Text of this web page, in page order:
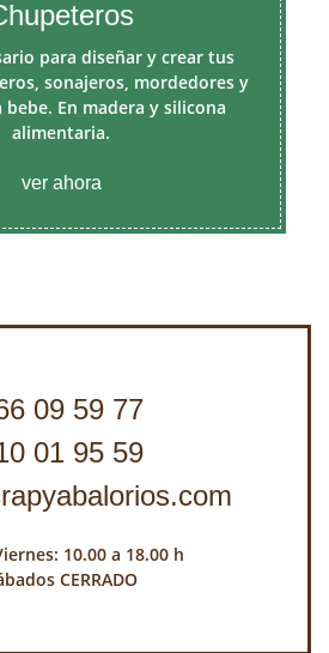
para diseñar y crear tus
sonajeros, mordedores y
bebe. En madera y silicona
alimentaria.
ver ahora
09 59 77
01 95 59
10.00 a 18.00 h
CERRADO